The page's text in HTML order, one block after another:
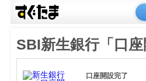
SBI新生銀行「口座
口座開設完了